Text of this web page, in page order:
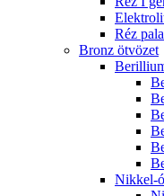
Réz
Bronz ötvözet
Nikkel-